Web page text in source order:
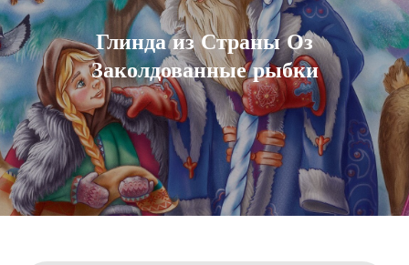
Глинда из Страны Оз
Заколдованные рыбки